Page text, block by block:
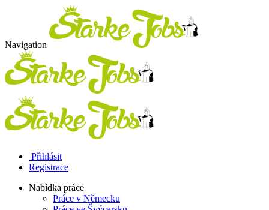
Navigation
Přihlásit
Registrace
Nabídka práce
Práce v Německu